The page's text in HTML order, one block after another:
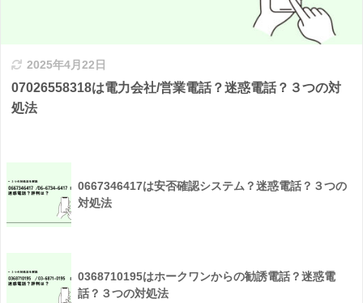
2025年4月22日
07026558318は電力会社/営業電話？迷惑電話？３つの対
処法
0667346417は安否確認システム？迷惑電話？３つの
対処法
0368710195はホークワンからの勧誘電話？迷惑電
話？３つの対処法